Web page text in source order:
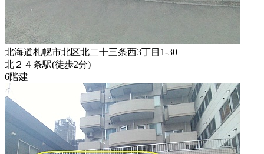
北海道札幌市北区北二十三条西3丁目1-30
北２４条駅(徒歩2分)
6階建